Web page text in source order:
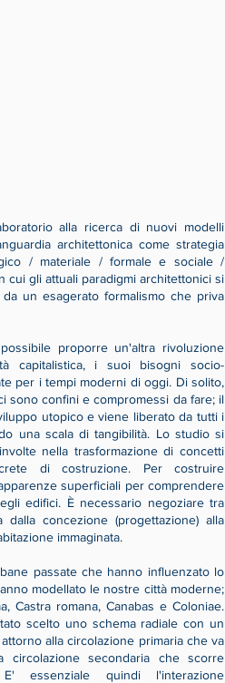
alla ricerca di nuovi modelli
architettonica come strategia
/ materiale / formale e sociale /
cui gli attuali paradigmi architettonici si
un esagerato formalismo che priva
proporre un'altra rivoluzione
capitalistica, i suoi bisogni socio-
per i tempi moderni di oggi. Di solito,
sono confini e compromessi da fare; il
utopico e viene liberato da tutti i
una scala di tangibilità. Lo studio si
nella trasformazione di concetti
di costruzione. Per costruire
superficiali per comprendere
edifici. È necessario negoziare tra
concezione (progettazione) alla
immaginata.
passate che hanno influenzato lo
modellato le nostre città moderne;
Castra romana, Canabas e Coloniae.
scelto uno schema radiale con un
alla circolazione primaria che va
secondaria che scorre
essenziale quindi l'interazione